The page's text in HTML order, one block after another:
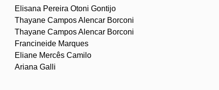
Elisana Pereira Otoni Gontijo
Thayane Campos Alencar Borconi
Thayane Campos Alencar Borconi
Francineide Marques
Eliane Mercês Camilo
Ariana Galli